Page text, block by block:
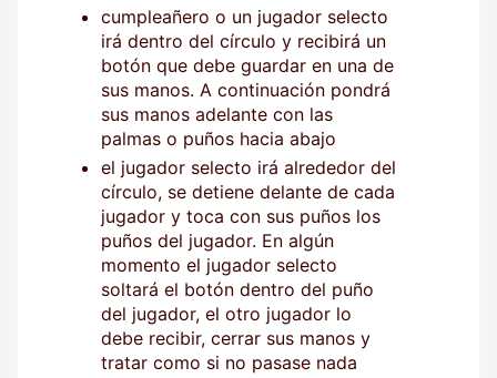
cumpleañero o un jugador selecto
irá dentro del círculo y recibirá un
botón que debe guardar en una de
sus manos. A continuación pondrá
sus manos adelante con las
palmas o puños hacia abajo
el jugador selecto irá alrededor del
círculo, se detiene delante de cada
jugador y toca con sus puños los
puños del jugador. En algún
momento el jugador selecto
soltará el botón dentro del puño
del jugador, el otro jugador lo
debe recibir, cerrar sus manos y
tratar como si no pasase nada